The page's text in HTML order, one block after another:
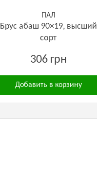
ПАЛ
Брус абаш 90×19, высший
сорт
306 грн
Добавить в корзину